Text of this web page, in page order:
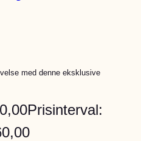
med denne eksklusive
Prisinterval: